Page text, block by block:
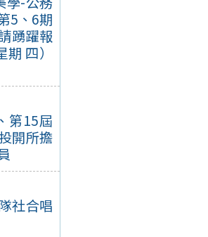
5、6期
踴躍報
四）
第15屆
開所擔
社合唱